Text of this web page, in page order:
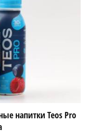
напитки Teos Pro